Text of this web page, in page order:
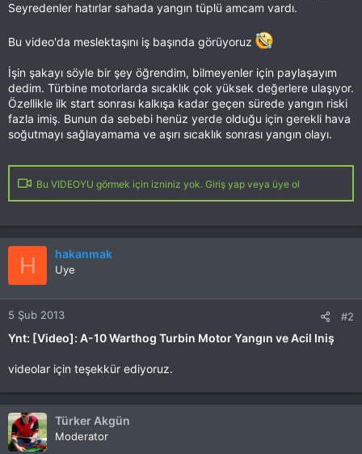
Seyredenler hatırlar sahada yangın tüplü amcam vardı.
Bu video'da meslektaşını iş başında görüyoruz
İşin şakayı söyle bir şey öğrendim, bilmeyenler için paylaşayım
dedim. Türbine motorlarda sıcaklık çok yüksek değerlere ulaşıyor.
Özellikle ilk start sonrası kalkışa kadar geçen sürede yangın riski
fazla imiş. Bunun da sebebi henüz yerde olduğu için gerekli hava
soğutmayı sağlayamama ve aşırı sıcaklık sonrası yangın olayı.
Bu VIDEOYU görmek için izniniz yok. Giriş yap veya üye ol
H hakanmak
Uye
5 Şub 2013 #2
Ynt: [Video]: A-10 Warthog Turbin Motor Yangın ve Acil Iniş
videolar için teşekkür ediyoruz.
Türker Akgün
Moderator